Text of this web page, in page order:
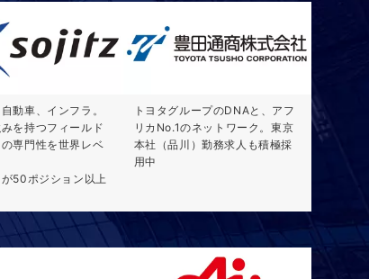
動車、インフラ。
を持つフィールド
専門性を世界レベ
50ポジション以上
トヨタグループのDNAと、アフ
リカNo.1のネットワーク。東京
本社（品川）勤務求人も積極採
用中